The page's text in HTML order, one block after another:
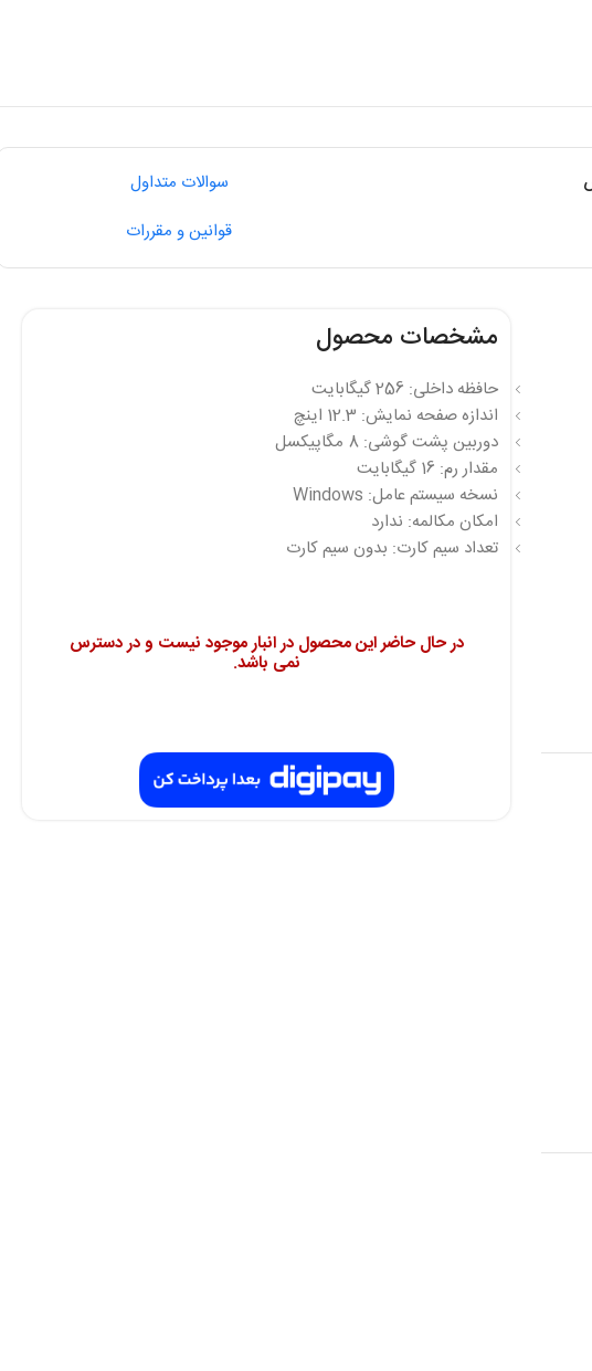
سوالات متداول
قوانین و مقررات
مشخصات محصول
حافظه داخلی: 256 گیگابایت
اندازه صفحه نمایش: 12.3 اینچ
دوربین پشت گوشی: 8 مگاپیکسل
مقدار رم: 16 گیگابایت
نسخه سیستم عامل: Windows
امکان مکالمه: ندارد
تعداد سیم کارت: بدون سیم کارت
در حال حاضر این محصول در انبار موجود نیست و در دسترس
نمی باشد.